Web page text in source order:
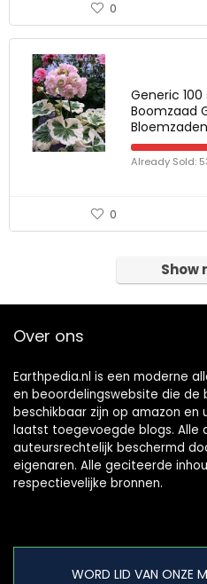
0
Generic
Boomzaad
Bloemzaden
Already Sold:
0
Show
Over ons
Earthpedia.nl is een moderne
en beoordelingswebsite die de
beschikbaar zijn op amazon
laatst toegevoegde blogs. Alle
auteursrechtelijk beschermd
eigenaren. Alle geciteerde
respectievelijke bronnen.
WORD LID VAN ONZE